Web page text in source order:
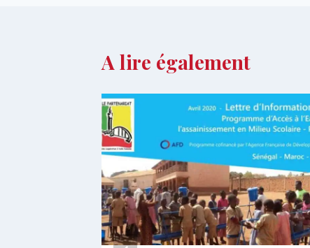
A lire également